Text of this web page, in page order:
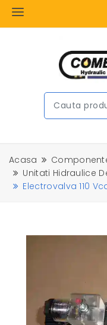
Acasa
Unitati Hidraulice
Electrovalva 110